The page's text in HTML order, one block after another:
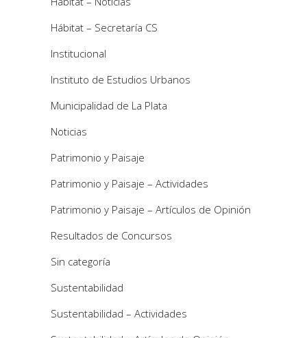
Hábitat – Secretaría CS
Institucional
Instituto de Estudios Urbanos
Municipalidad de La Plata
Noticias
Patrimonio y Paisaje
Patrimonio y Paisaje – Actividades
Patrimonio y Paisaje – Artículos de Opinión
Resultados de Concursos
Sin categoría
Sustentabilidad
Sustentabilidad – Actividades